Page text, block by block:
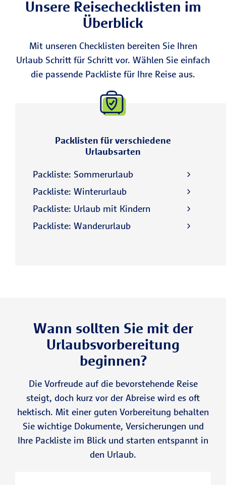
Unsere Reisechecklisten im
Überblick
Mit unseren Checklisten bereiten Sie Ihren
Urlaub Schritt für Schritt vor. Wählen Sie einfach
die passende Packliste für Ihre Reise aus.
Packlisten für verschiedene
Urlaubsarten
Packliste: Sommerurlaub
Packliste: Winterurlaub
Packliste: Urlaub mit Kindern
Packliste: Wanderurlaub
Wann sollten Sie mit der
Urlaubsvorbereitung
beginnen?
Die Vorfreude auf die bevorstehende Reise
steigt, doch kurz vor der Abreise wird es oft
hektisch. Mit einer guten Vorbereitung behalten
Sie wichtige Dokumente, Versicherungen und
Ihre Packliste im Blick und starten entspannt in
den Urlaub.